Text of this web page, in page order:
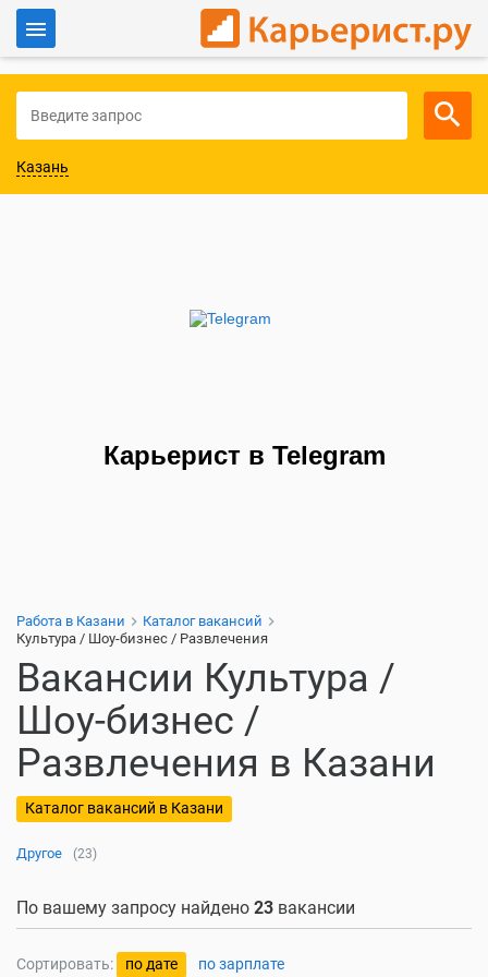
Для работодателей
Казань
Карьерист в Telegram
Работа в Казани
Каталог вакансий
Культура / Шоу-бизнес / Развлечения
Вакансии Культура /
Шоу-бизнес /
Развлечения в Казани
Каталог вакансий в Казани
Другое (23)
По вашему запросу найдено 23 вакансии
Сортировать: по дате по зарплате